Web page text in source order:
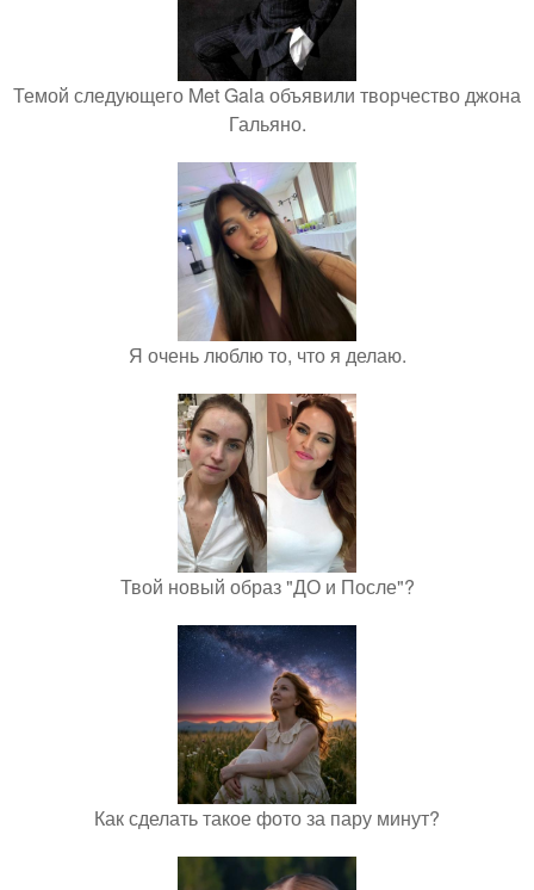
Темой следующего Met Gala объявили творчество джона
Гальяно.
Я очень люблю то, что я делаю.
Твой новый образ "ДО и После"?
Как сделать такое фото за пару минут?